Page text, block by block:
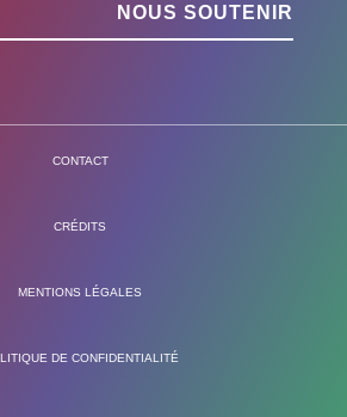
NOUS SOUTENIR
CONTACT
CRÉDITS
MENTIONS LÉGALES
DE CONFIDENTIALITÉ